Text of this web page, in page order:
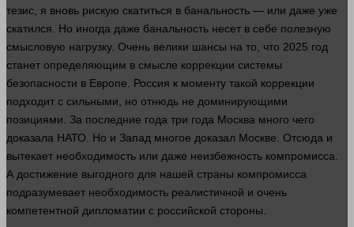
тезис, я вновь рискую скатиться в банальность — или даже уже
скатился. Но иногда даже банальность несет в себе полезную
смысловую нагрузку. Очень велики шансы на то, что 2025 год
станет определяющим в смысле коррекции системы
безопасности в Европе. Россия к моменту такой коррекции
подходит с сильными, но отнюдь не доминирующими
позициями. За последние года три года Москва много чего
доказала НАТО. Но и Запад многое доказал Москве. Отсюда и
вытекает необходимость или даже неизбежность компромисса.
А достижение выгодного для нашей страны компромисса
подразумевает необходимость реалистичной и очень
компетентной дипломатии с российской стороны